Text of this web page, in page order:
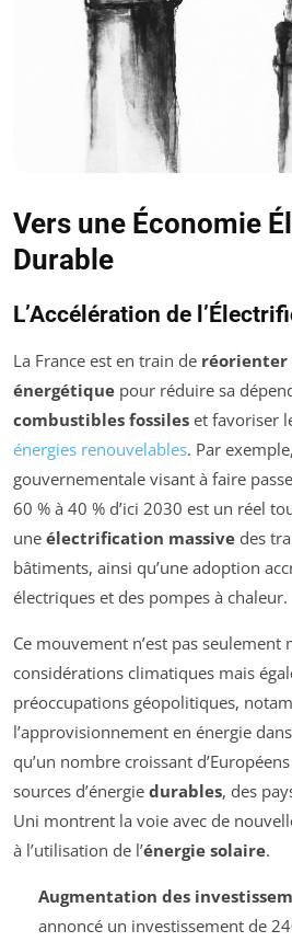
Vers une Économie
Durable
L’Accélération de
La France est en train de réorienter
énergétique pour réduire sa
combustibles fossiles et favoriser
énergies renouvelables. Par
gouvernementale visant à faire
60 % à 40 % d’ici 2030 est un réel
une électrification massive des
bâtiments, ainsi qu’une adoption
électriques et des pompes à chaleur.
Ce mouvement n’est pas seulement
considérations climatiques mais
préoccupations géopolitiques,
l’approvisionnement en énergie
qu’un nombre croissant
sources d’énergie durables, des
Uni montrent la voie avec de
à l’utilisation de l’énergie solaire.
Augmentation des
annoncé un investissement de